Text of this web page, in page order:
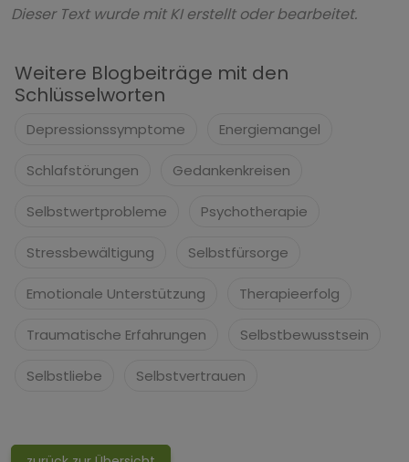
Dieser Text wurde mit KI erstellt oder bearbeitet.
Weitere Blogbeiträge mit den
Schlüsselworten
Depressionssymptome Energiemangel
Schlafstörungen Gedankenkreisen
Selbstwertprobleme Psychotherapie
Stressbewältigung Selbstfürsorge
Emotionale Unterstützung Therapieerfolg
Traumatische Erfahrungen Selbstbewusstsein
Selbstliebe Selbstvertrauen